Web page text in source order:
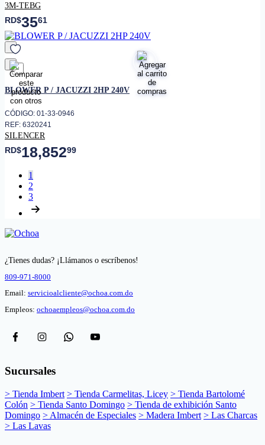
3M-TEBG
RD$3561
favorito
BLOWER P / JACUZZI 2HP 240V
CÓDIGO: 01-33-0946
REF: 6320241
SILENCER
RD$18,85299
1
2
3
¿Tienes dudas? ¡Llámanos o escríbenos!
809-971-8000
Email: servicioalcliente@ochoa.com.do
Empleos: ochoaempleos@ochoa.com.do
Sucursales
> Tienda Imbert > Tienda Carmelitas, Licey > Tienda Bartolomé
Colón > Tienda Santo Domingo > Tienda de exhibición Santo
Domingo > Almacén de Especiales > Madera Imbert > Las Charcas
> Las Lavas